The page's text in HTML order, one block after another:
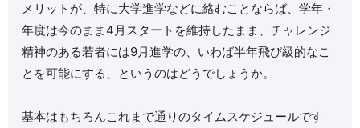
メリットが、特に大学進学などに絡むことならば、学年・
年度は今のまま4月スタートを維持したまま、チャレンジ
精神のある若者には9月進学の、いわば半年飛び級的なこ
とを可能にする、というのはどうでしょうか。
基本はもちろんこれまで通りのタイムスケジュールです